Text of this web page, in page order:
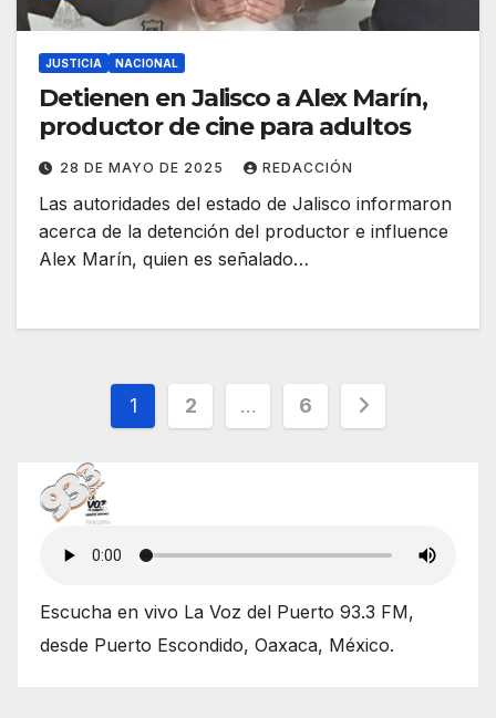
JUSTICIA NACIONAL
Detienen en Jalisco a Alex Marín,
productor de cine para adultos
28 DE MAYO DE 2025 REDACCIÓN
Las autoridades del estado de Jalisco informaron
acerca de la detención del productor e influence
Alex Marín, quien es señalado…
Paginación
entradas
1 2 … 6
Escucha en vivo La Voz del Puerto 93.3 FM,
desde Puerto Escondido, Oaxaca, México.